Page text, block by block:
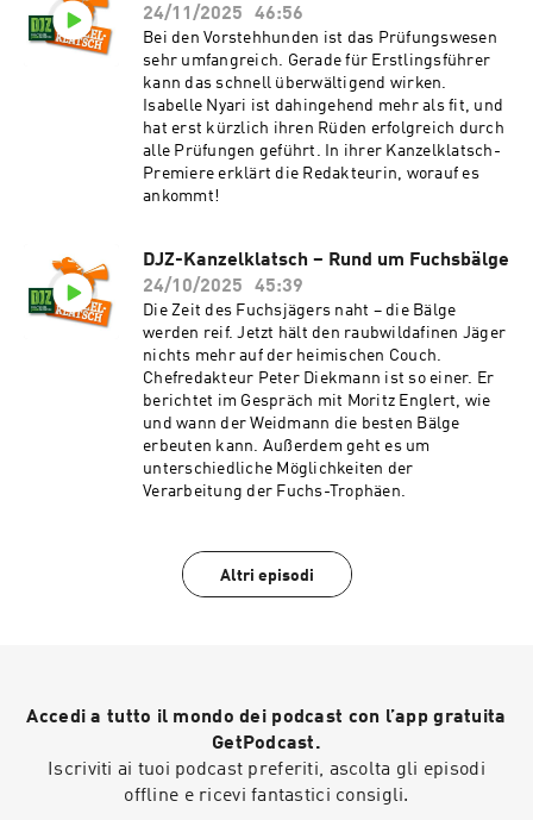
24/11/2025
46:56
Bei den Vorstehhunden ist das Prüfungswesen
sehr umfangreich. Gerade für Erstlingsführer
kann das schnell überwältigend wirken.
Isabelle Nyari ist dahingehend mehr als fit, und
hat erst kürzlich ihren Rüden erfolgreich durch
alle Prüfungen geführt. In ihrer Kanzelklatsch-
Premiere erklärt die Redakteurin, worauf es
ankommt!
DJZ-Kanzelklatsch – Rund um Fuchsbälge
24/10/2025
45:39
Die Zeit des Fuchsjägers naht – die Bälge
werden reif. Jetzt hält den raubwildafinen Jäger
nichts mehr auf der heimischen Couch.
Chefredakteur Peter Diekmann ist so einer. Er
berichtet im Gespräch mit Moritz Englert, wie
und wann der Weidmann die besten Bälge
erbeuten kann. Außerdem geht es um
unterschiedliche Möglichkeiten der
Verarbeitung der Fuchs-Trophäen.
Altri episodi
Accedi a tutto il mondo dei podcast con l’app gratuita
GetPodcast.
Iscriviti ai tuoi podcast preferiti, ascolta gli episodi
offline e ricevi fantastici consigli.